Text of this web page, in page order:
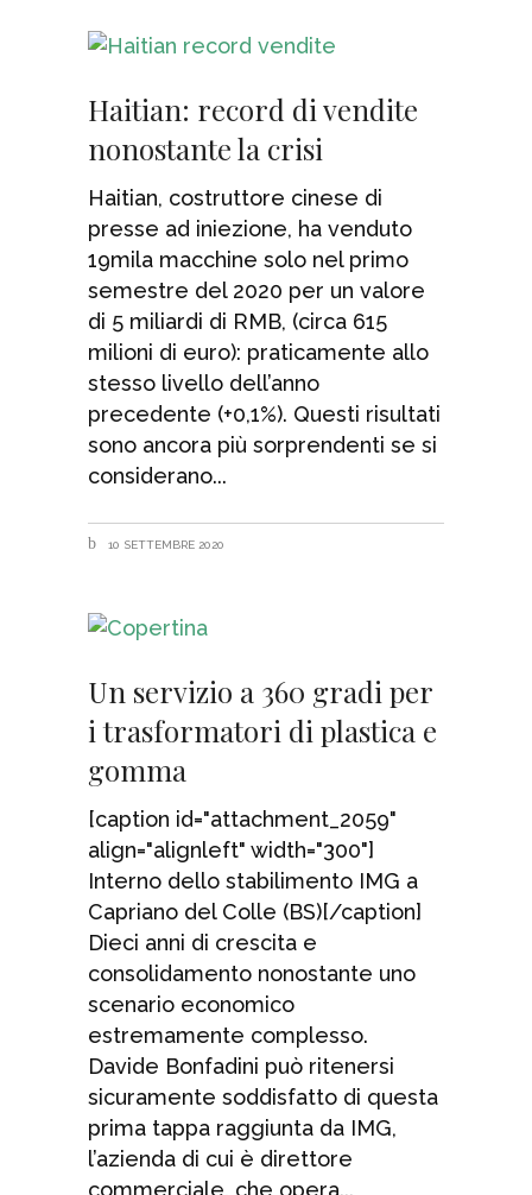
Haitian: record di vendite
nonostante la crisi
Haitian, costruttore cinese di
presse ad iniezione, ha venduto
19mila macchine solo nel primo
semestre del 2020 per un valore
di 5 miliardi di RMB, (circa 615
milioni di euro): praticamente allo
stesso livello dell’anno
precedente (+0,1%). Questi risultati
sono ancora più sorprendenti se si
considerano
10 SETTEMBRE 2020
Un servizio a 360 gradi per
i trasformatori di plastica e
gomma
[caption id="attachment_2059"
align="alignleft" width="300"]
Interno dello stabilimento IMG a
Capriano del Colle (BS)[/caption]
Dieci anni di crescita e
consolidamento nonostante uno
scenario economico
estremamente complesso.
Davide Bonfadini può ritenersi
sicuramente soddisfatto di questa
prima tappa raggiunta da IMG,
l’azienda di cui è direttore
commerciale, che opera